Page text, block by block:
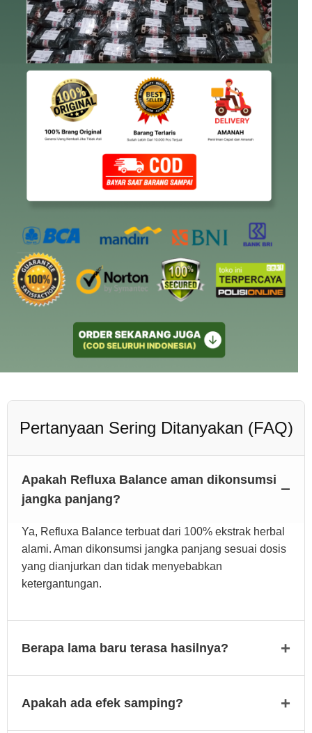
Pertanyaan Sering Ditanyakan (FAQ)
Apakah Refluxa Balance aman dikonsumsi
jangka panjang?
Ya, Refluxa Balance terbuat dari 100% ekstrak herbal
alami. Aman dikonsumsi jangka panjang sesuai dosis
yang dianjurkan dan tidak menyebabkan
ketergantungan.
Berapa lama baru terasa hasilnya?
Apakah ada efek samping?